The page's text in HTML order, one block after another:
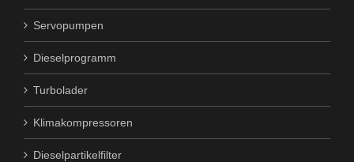
Servopumpen
Dieselprogramm
Turbolader
Klimakompressoren
Dieselpartikelfilter